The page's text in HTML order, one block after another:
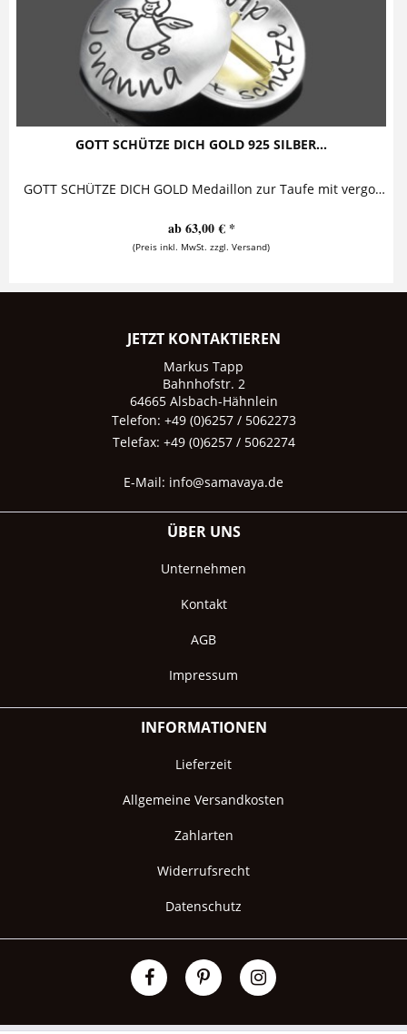
GOTT SCHÜTZE DICH GOLD 925 SILBER...
GOTT SCHÜTZE DICH GOLD Medaillon zur Taufe mit vergoldetem Kreuz Diese bezaubernde Taufkette mit Gravur besteht aus einem personalisierten...
ab 63,00 € *
(Preis inkl. MwSt. zzgl. Versand)
JETZT KONTAKTIEREN
Markus Tapp
Bahnhofstr. 2
64665 Alsbach-Hähnlein
Telefon: +49 (0)6257 / 5062273
Telefax: +49 (0)6257 / 5062274
E-Mail: info@samavaya.de
ÜBER UNS
Unternehmen
Kontakt
AGB
Impressum
INFORMATIONEN
Lieferzeit
Allgemeine Versandkosten
Zahlarten
Widerrufsrecht
Datenschutz